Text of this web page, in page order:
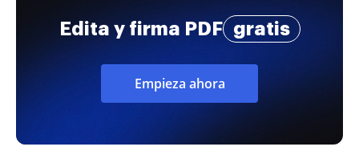
Edita y firma PDF gratis
Empieza ahora